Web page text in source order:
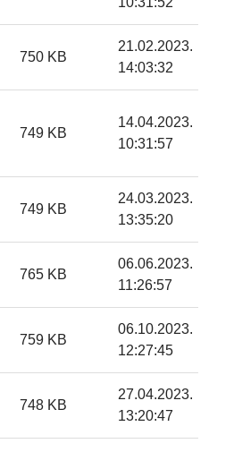
750 KB
21.02.2023.
14:03:32
749 KB
14.04.2023.
10:31:57
749 KB
24.03.2023.
13:35:20
765 KB
06.06.2023.
11:26:57
759 KB
06.10.2023.
12:27:45
748 KB
27.04.2023.
13:20:47